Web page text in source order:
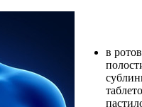
в